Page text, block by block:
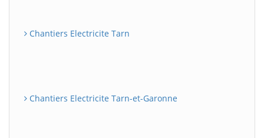
Chantiers Electricite Tarn
Chantiers Electricite Tarn-et-Garonne